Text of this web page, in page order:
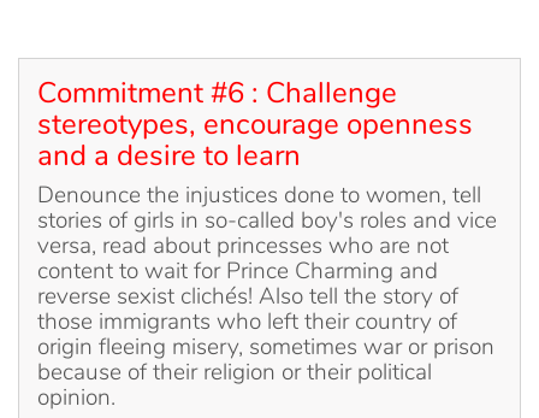
Commitment #6 : Challenge
stereotypes, encourage openness
and a desire to learn
Denounce the injustices done to women, tell
stories of girls in so-called boy's roles and vice
versa, read about princesses who are not
content to wait for Prince Charming and
reverse sexist clichés! Also tell the story of
those immigrants who left their country of
origin fleeing misery, sometimes war or prison
because of their religion or their political
opinion.